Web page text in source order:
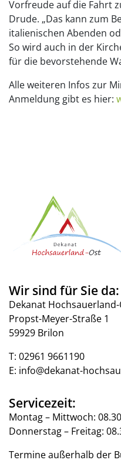
Vorfreude auf die Fahrt
Drude. „Das kann zum
italienischen Abenden
So wird auch in der
für die bevorstehende
Alle weiteren Infos zur
Anmeldung gibt es hier:
Wir sind für Sie da:
Dekanat
Propst-Meyer-Straße 1
59929 Brilon
T: 02961 9661190
E: info@dekanat-
Servicezeit:
Montag – Mittwoch:
Donnerstag – Freitag:
Termine außerhalb der